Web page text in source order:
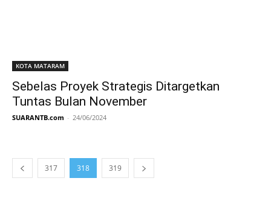
KOTA MATARAM
Sebelas Proyek Strategis Ditargetkan
Tuntas Bulan November
SUARANTB.com - 24/06/2024
317 318 319